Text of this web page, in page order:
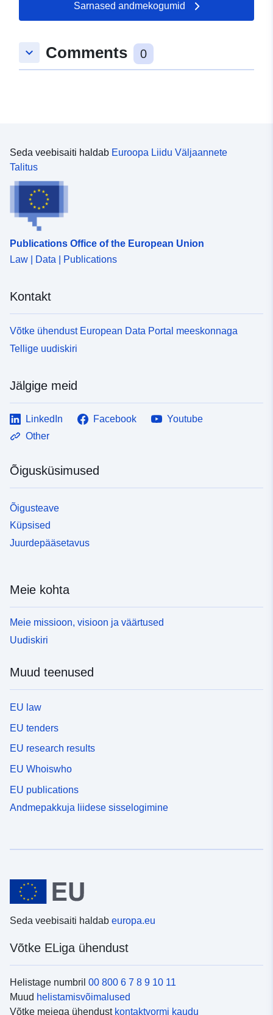
Sarnased andmekogumid
keyboard_arrow_down Comments 0
Seda veebisaiti haldab Euroopa Liidu Väljaannete
Talitus
Publications Office of the European Union
Law | Data | Publications
Kontakt
Võtke ühendust European Data Portal meeskonnaga
Tellige uudiskiri
Jälgige meid
LinkedIn Facebook
Youtube
Other
Õigusküsimused
Õigusteave
Küpsised
Juurdepääsetavus
Meie kohta
Meie missioon, visioon ja väärtused
Uudiskiri
Muud teenused
EU law
EU tenders
EU research results
EU Whoiswho
EU publications
Andmepakkuja liidese sisselogimine
Seda veebisaiti haldab europa.eu
Võtke ELiga ühendust
Helistage numbril 00 800 6 7 8 9 10 11
Muud helistamisvõimalused
Võtke meiega ühendust kontaktvormi kaudu